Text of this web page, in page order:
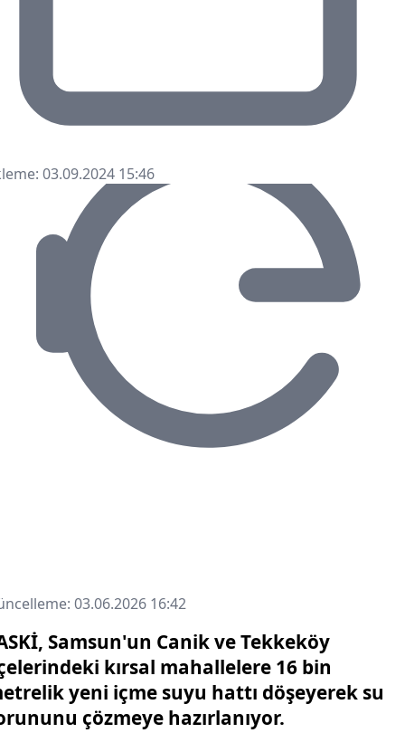
03.09.2024 15:46
03.06.2026 16:42
Samsun'un Canik ve Tekkeköy
kırsal mahallelere 16 bin
yeni içme suyu hattı döşeyerek su
çözmeye hazırlanıyor.